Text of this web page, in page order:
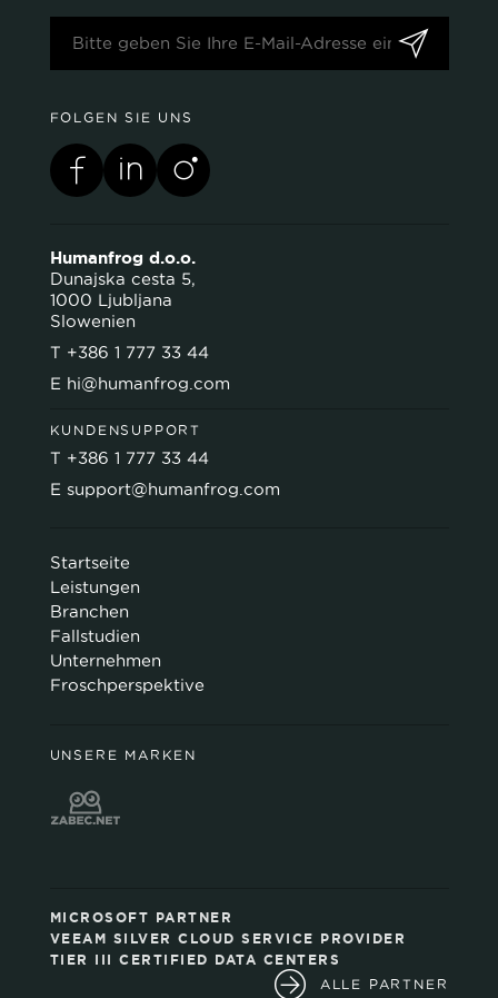
FOLGEN SIE UNS
Humanfrog d.o.o.
Dunajska cesta 5,
1000 Ljubljana
Slowenien
T +386 1 777 33 44
E hi@humanfrog.com
KUNDENSUPPORT
T +386 1 777 33 44
E support@humanfrog.com
Startseite
Leistungen
Branchen
Fallstudien
Unternehmen
Froschperspektive
UNSERE MARKEN
MICROSOFT PARTNER
VEEAM SILVER CLOUD SERVICE PROVIDER
TIER III CERTIFIED DATA CENTERS
ALLE PARTNER